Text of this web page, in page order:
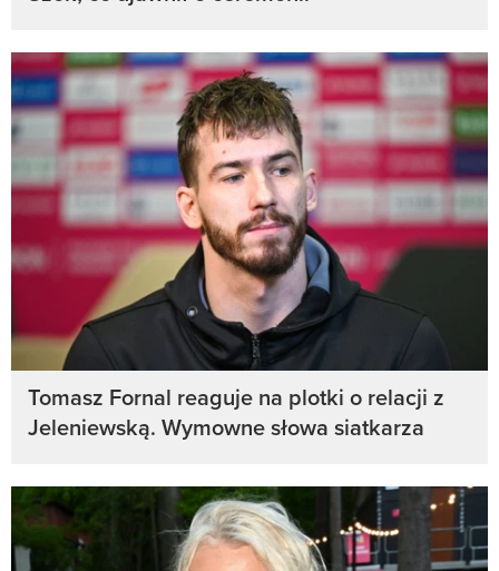
Tomasz Fornal reaguje na plotki o relacji z
Jeleniewską. Wymowne słowa siatkarza